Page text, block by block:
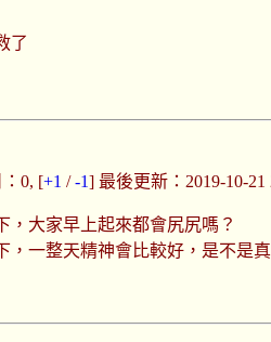
了
0, [+1 /-1] 最後更新：2019-10-21
，大家早上起來都會尻尻嗎？
，一整天精神會比較好，是不是真